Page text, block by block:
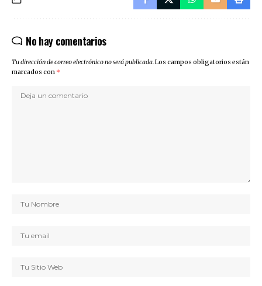
No hay comentarios
Tu dirección de correo electrónico no será publicada.Los campos obligatorios están
marcados con *